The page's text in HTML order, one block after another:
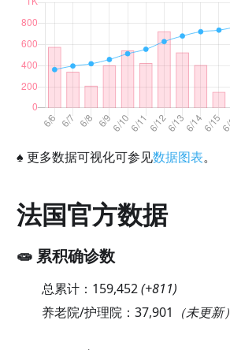
♠ 更多数据可视化可参见数据图表。
法国官方数据
🧫 累积确诊数
总累计： 159,452(+811)
养老院/护理院： 37,901 （未更新）